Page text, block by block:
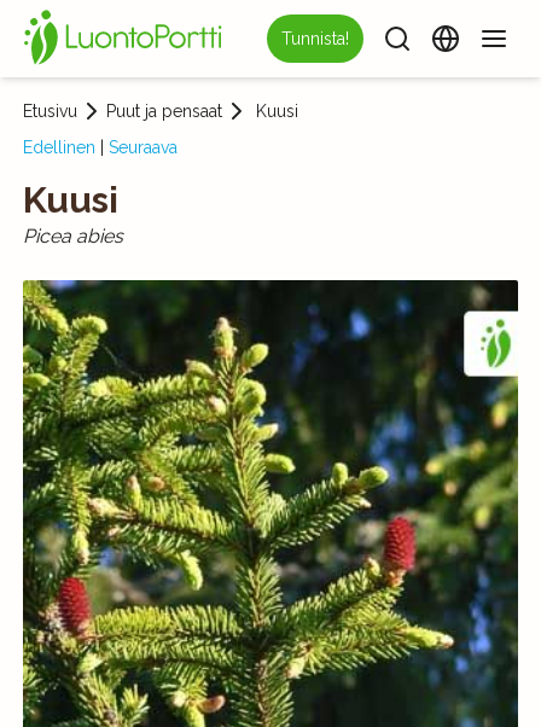
Tunnista!
Etusivu Puut ja pensaat
Kuusi
Edellinen
Seuraava
Kuusi
Picea abies